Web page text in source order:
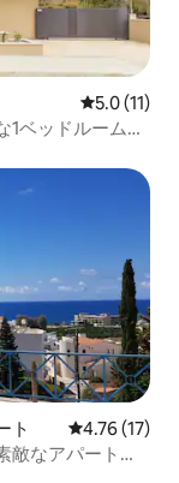
レビュー11
5.0 (11)
ベッドルームア
ト レビュー17
4.76 (17)
敵なアパートで